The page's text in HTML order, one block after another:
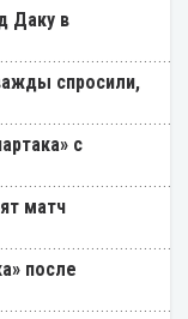
Даку в
спросили,
с
матч
после